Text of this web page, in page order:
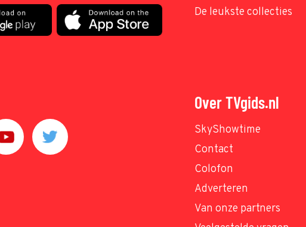
De leukste collecties
Over TVgids.nl
SkyShowtime
Contact
Colofon
Adverteren
Van onze partners